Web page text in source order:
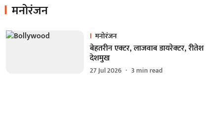
मनोरंजन
मनोरंजन
बेहतरीन एक्‍टर, लाजवाब डायरेक्‍टर, रीतेश
देशमुख
27 Jul 2026 3 min read